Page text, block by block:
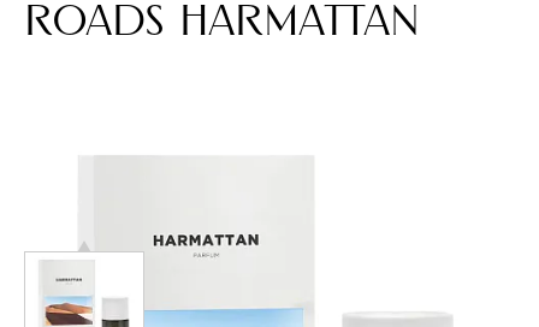
roads harmattan